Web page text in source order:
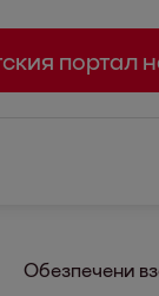
портал
Обезпечени